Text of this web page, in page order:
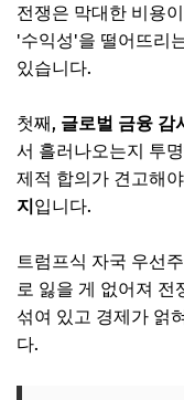
전쟁은 막대한 비용
'수익성'을 떨어뜨리
있습니다.
첫째, 글로벌 금융 감
서 흘러나오는지 투
제적 합의가 견고해
지입니다.
트럼프식 자국 우선
로 잃을 게 없어져 전
섞여 있고 경제가 얽
다.